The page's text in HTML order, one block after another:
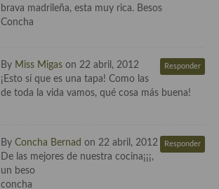
brava madrileña, esta muy rica. Besos
Concha
By Miss Migas on 22 abril, 2012 Responder
¡Esto sí que es una tapa! Como las
de toda la vida vamos, qué cosa más buena!
By Concha Bernad on 22 abril, 2012 Responder
De las mejores de nuestra cocina¡¡¡,
un beso
concha